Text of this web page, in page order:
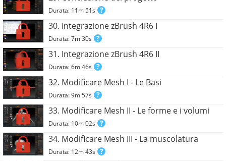
Durata: 11m 51s
30. Integrazione zBrush 4R6 I
Durata: 7m 30s
31. Integrazione zBrush 4R6 II
Durata: 6m 46s
32. Modificare Mesh I - Le Basi
Durata: 9m 57s
33. Modificare Mesh II - Le forme e i volumi
Durata: 10m 02s
34. Modificare Mesh III - La muscolatura
Durata: 12m 43s